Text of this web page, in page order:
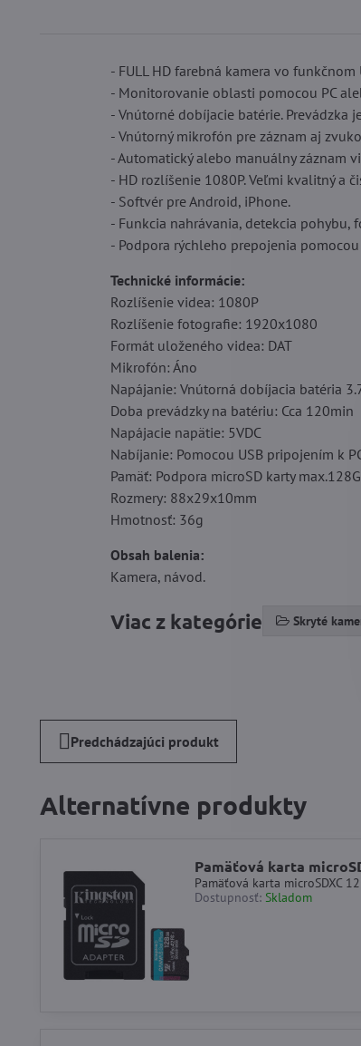
- FULL HD farebná kamera vo funkčnom
- Monitorovanie oblasti pomocou PC
- Vnútorné dobíjacie batérie. Prevádzka
- Vnútorný mikrofón pre záznam aj
- Automatický alebo manuálny záznam
- HD rozlíšenie 1080P. Veľmi kvalitný a
- Softvér pre Android, iPhone.
- Funkcia nahrávania, detekcia pohybu,
- Podpora rýchleho prepojenia
Technické informácie:
Rozlíšenie videa: 1080P
Rozlíšenie fotografie: 1920x1080
Formát uloženého videa: DAT
Mikrofón: Áno
Napájanie: Vnútorná dobíjacia batéria
Doba prevádzky na batériu: Cca 120min
Napájacie napätie: 5VDC
Nabíjanie: Pomocou USB pripojením k
Pamäť: Podpora microSD karty
Rozmery: 88x29x10mm
Hmotnosť: 36g
Obsah balenia:
Kamera, návod.
Viac z kategórie Skryté
Predchádzajúci produkt
Alternatívne produkty
Pamäťová karta
Pamäťová karta microSDXC
Dostupnosť: Skladom